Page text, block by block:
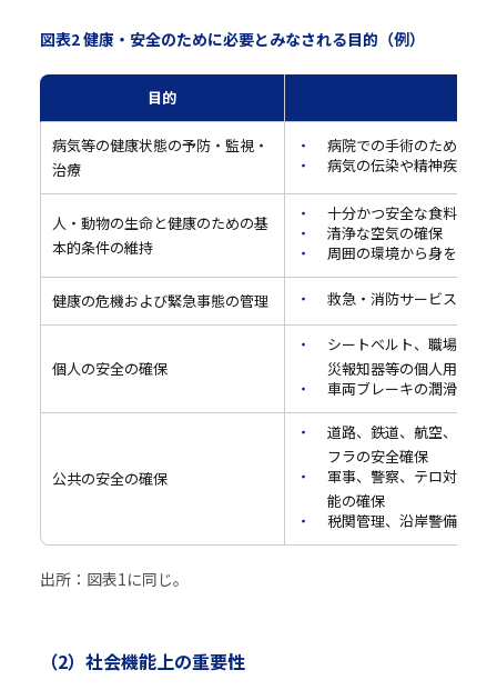
図表2 健康・安全のために必要とみなされる目的（例）
目的
病気等の健康状態の予防・監視・
治療
病院での手術のための高
病気の伝染や精神疾患の
人・動物の生命と健康のための基
本的条件の維持
十分かつ安全な食料・水
清浄な空気の確保
周囲の環境から身を守る
健康の危機および緊急事態の管理 救急・消防サービスを含
個人の安全の確保
シートベルト、職場での
災報知器等の個人用安全
車両ブレーキの潤滑、製
公共の安全の確保
道路、鉄道、航空、建物
フラの安全確保
軍事、警察、テロ対策、
能の確保
税関管理、沿岸警備隊の
出所：図表1に同じ。
（2）社会機能上の重要性